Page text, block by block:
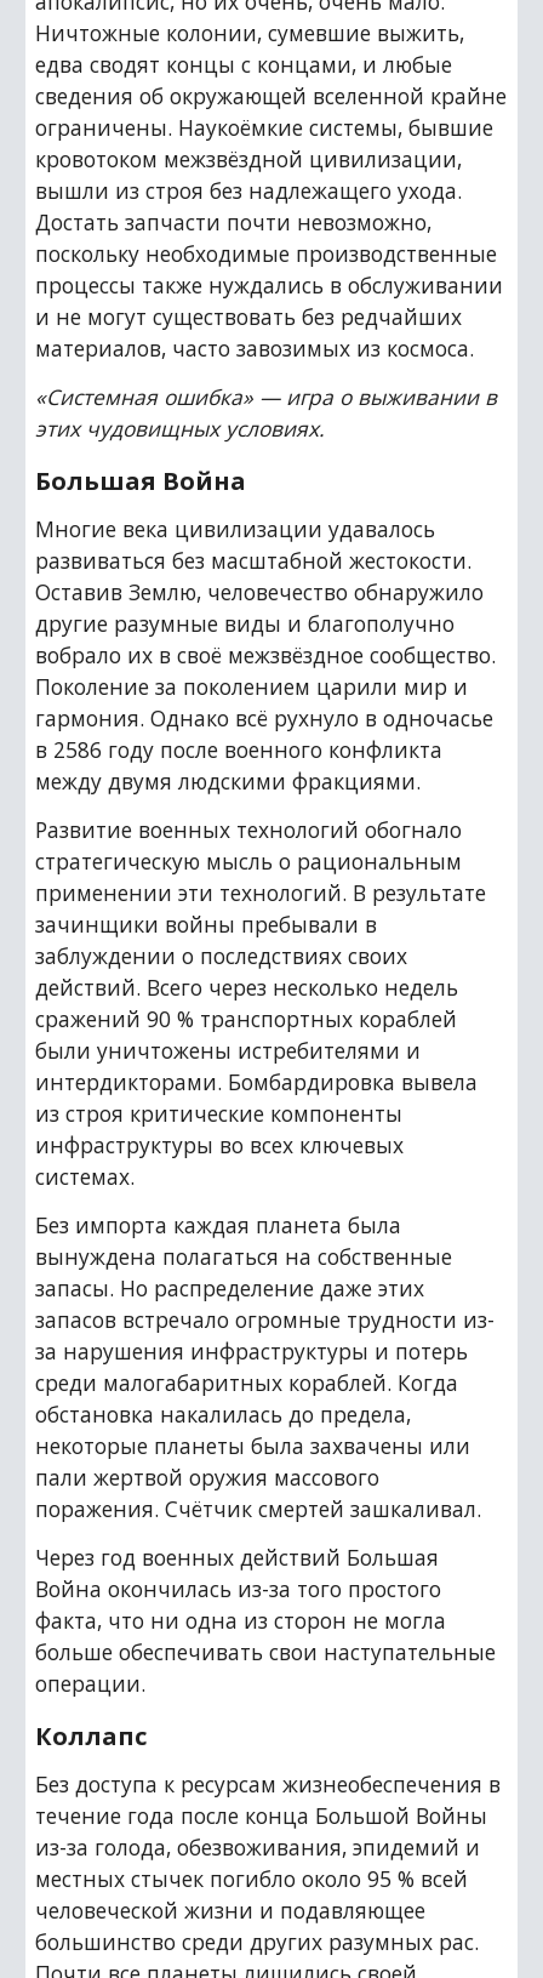
Ничтожные колонии, сумевшие выжить,
едва сводят концы с концами, и любые
сведения об окружающей вселенной крайне
ограничены. Наукоёмкие системы, бывшие
кровотоком межзвёздной цивилизации,
вышли из строя без надлежащего ухода.
Достать запчасти почти невозможно,
поскольку необходимые производственные
процессы также нуждались в обслуживании
и не могут существовать без редчайших
материалов, часто завозимых из космоса.
«Системная ошибка» — игра о выживании в
этих чудовищных условиях.
Большая Война
Многие века цивилизации удавалось
развиваться без масштабной жестокости.
Оставив Землю, человечество обнаружило
другие разумные виды и благополучно
вобрало их в своё межзвёздное сообщество.
Поколение за поколением царили мир и
гармония. Однако всё рухнуло в одночасье
в 2586 году после военного конфликта
между двумя людскими фракциями.
Развитие военных технологий обогнало
стратегическую мысль о рациональным
применении эти технологий. В результате
зачинщики войны пребывали в
заблуждении о последствиях своих
действий. Всего через несколько недель
сражений 90 % транспортных кораблей
были уничтожены истребителями и
интердикторами. Бомбардировка вывела
из строя критические компоненты
инфраструктуры во всех ключевых
системах.
Без импорта каждая планета была
вынуждена полагаться на собственные
запасы. Но распределение даже этих
запасов встречало огромные трудности из-
за нарушения инфраструктуры и потерь
среди малогабаритных кораблей. Когда
обстановка накалилась до предела,
некоторые планеты была захвачены или
пали жертвой оружия массового
поражения. Счётчик смертей зашкаливал.
Через год военных действий Большая
Война окончилась из-за того простого
факта, что ни одна из сторон не могла
больше обеспечивать свои наступательные
операции.
Коллапс
Без доступа к ресурсам жизнеобеспечения в
течение года после конца Большой Войны
из-за голода, обезвоживания, эпидемий и
местных стычек погибло около 95 % всей
человеческой жизни и подавляющее
большинство среди других разумных рас.